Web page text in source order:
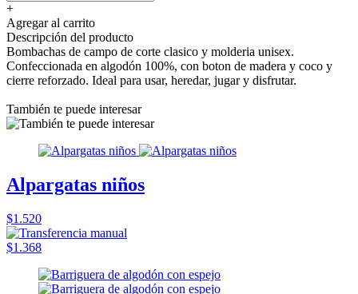
+
Agregar al carrito
Descripción del producto
Bombachas de campo de corte clasico y molderia unisex.
Confeccionada en algodón 100%, con boton de madera y coco y
cierre reforzado. Ideal para usar, heredar, jugar y disfrutar.
También te puede interesar
Alpargatas niños
$1.520
$1.368